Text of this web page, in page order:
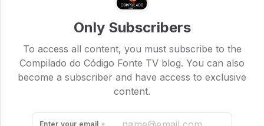
Only Subscribers
To access all content, you must subscribe to the
Compilado do Código Fonte TV blog. You can also
become a subscriber and have access to exclusive
content.
Enter your email